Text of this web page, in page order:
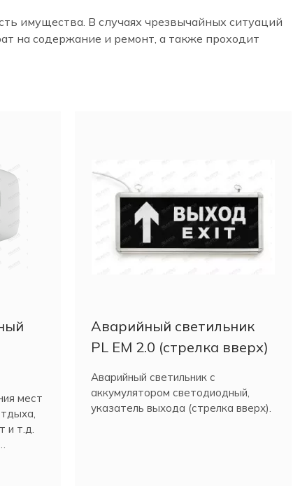
имущества. В случаях чрезвычайных ситуаций
на содержание и ремонт, а также проходит
мест
и т.д.
Аварийный светильник
PL EM 2.0 (стрелка вверх)
Аварийный светильник с
аккумулятором светодиодный,
указатель выхода (стрелка вверх).